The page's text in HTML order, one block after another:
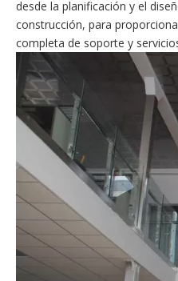
desde la planificación y el
construcción, para
completa de soporte y